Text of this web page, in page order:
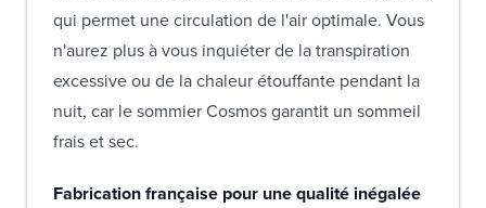
qui permet une circulation de l'air optimale. Vous
n'aurez plus à vous inquiéter de la transpiration
excessive ou de la chaleur étouffante pendant la
nuit, car le sommier Cosmos garantit un sommeil
frais et sec.
Fabrication française pour une qualité inégalée